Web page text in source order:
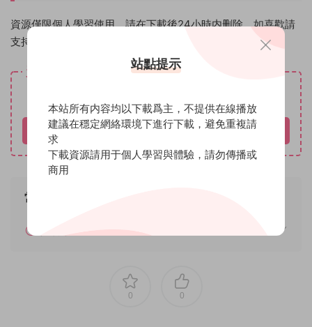
資源僅限個人學習使用，請在下載後24小時内删除。如喜歡請
支持原創作者！
資源下載
立即購買
常見問題
0 0
站點提示
本站所有内容均以下載爲主，不提供在線播放
建議在穩定網絡環境下進行下載，避免重複請
求
下載資源請用于個人學習與體驗，請勿傳播或
商用